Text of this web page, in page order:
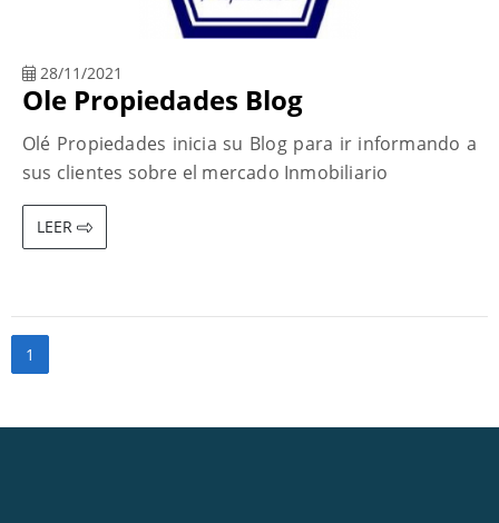
28/11/2021
Ole Propiedades Blog
Olé Propiedades inicia su Blog para ir informando a
sus clientes sobre el mercado Inmobiliario
LEER
1